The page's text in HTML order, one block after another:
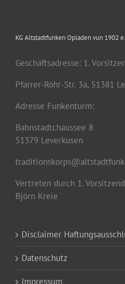
KG Altstadtfunken Opladen vun 1902
Geschäftsadresse: 1.
Pfarrer-Röhr-Str. 3a, 51381
Adresse Funkenturm:
Bahnstadtchaussee 8
51379 Leverkusen
Vertreten durch 1.
Björn Kreie
Disclaimer
Datenschutz
Impressum